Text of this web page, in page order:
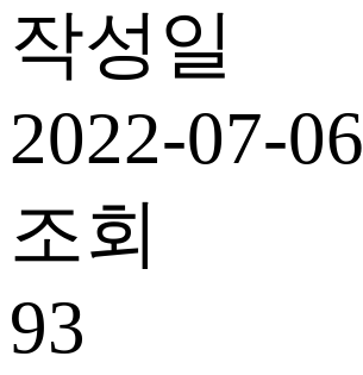
작성일
2022-07-06
조회
93